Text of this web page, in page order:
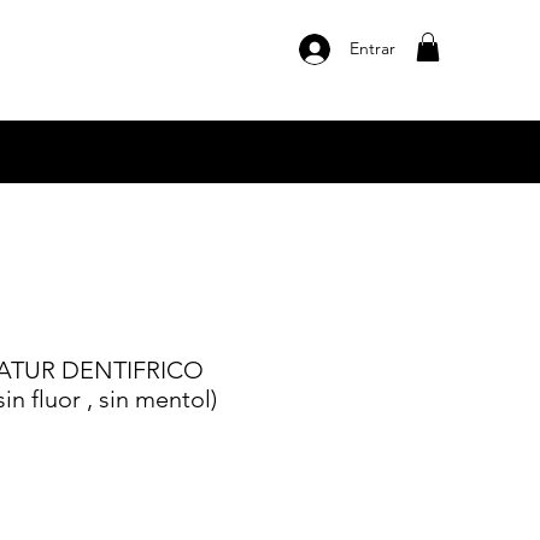
Entrar
DENTIFRICO
fluor , sin mentol)